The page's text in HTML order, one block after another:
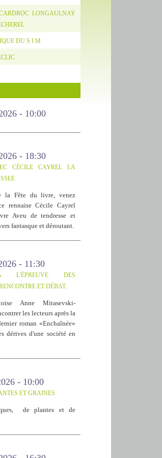
LONGAULNAY
DU S I M
- 10:00
- 18:30
CÉCILE CAYREL LA
la Fête du livre, venez
rennaise Cécile Cayrel
Aveu de tendresse et
fantasque et déroutant.
- 11:30
L'ÉPREUVE DES
ET DÉBAT.
Anne Mitasevski-
les lecteurs après la
roman «Enchaînée»
dérives d'une société en
- 10:00
ET GRAINES
de plantes et de